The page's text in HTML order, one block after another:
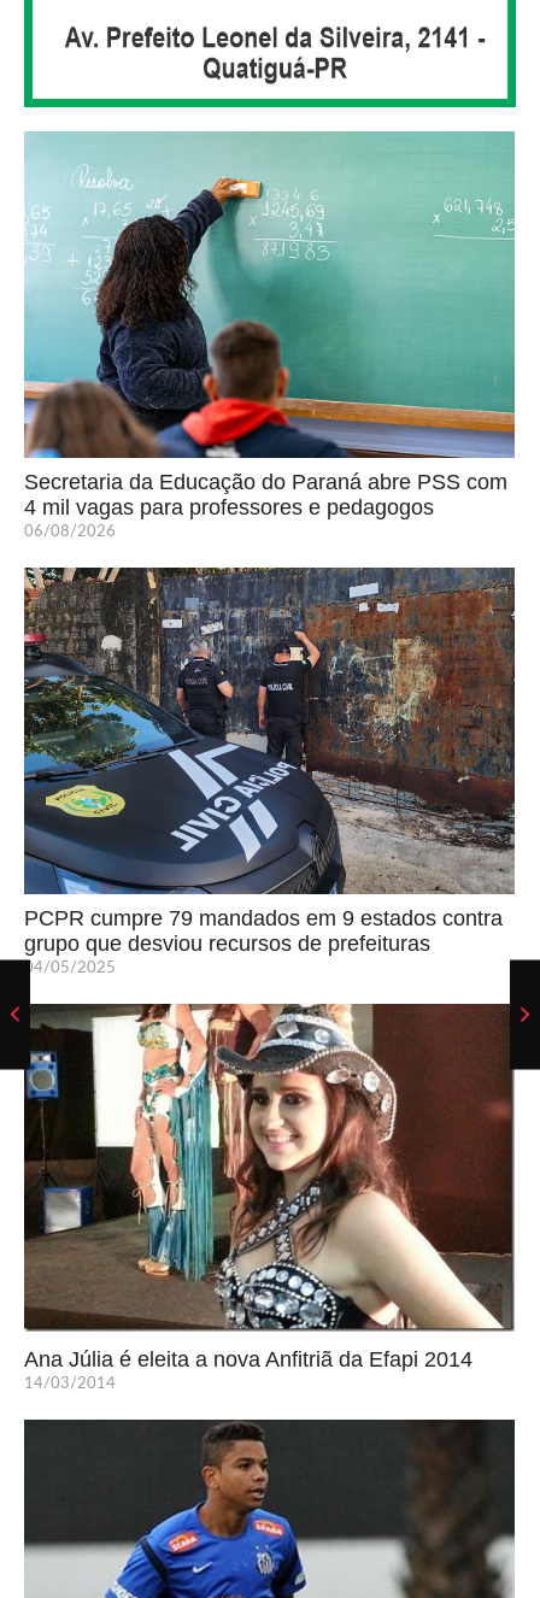
Secretaria da Educação do Paraná abre PSS com
4 mil vagas para professores e pedagogos
06/08/2026
PCPR cumpre 79 mandados em 9 estados contra
grupo que desviou recursos de prefeituras
04/05/2025
Ana Júlia é eleita a nova Anfitriã da Efapi 2014
14/03/2014